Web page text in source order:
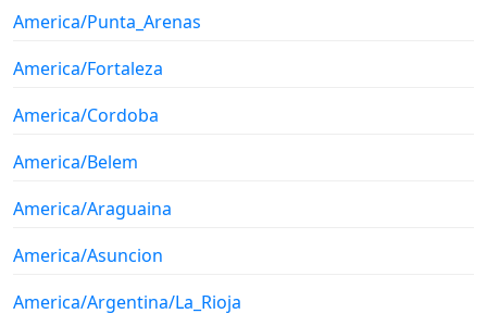
America/Punta_Arenas
America/Fortaleza
America/Cordoba
America/Belem
America/Araguaina
America/Asuncion
America/Argentina/La_Rioja